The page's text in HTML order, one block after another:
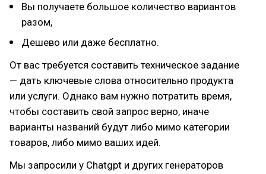
Вы получаете большое количество вариантов
разом,
Дешево или даже бесплатно.
От вас требуется составить техническое задание
— дать ключевые слова относительно продукта
или услуги. Однако вам нужно потратить время,
чтобы составить свой запрос верно, иначе
варианты названий будут либо мимо категории
товаров, либо мимо ваших идей.
Мы запросили у Chatgpt и других генераторов